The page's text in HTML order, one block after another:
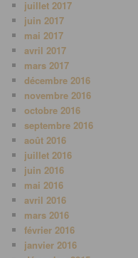
juillet 2017
juin 2017
mai 2017
avril 2017
mars 2017
décembre 2016
novembre 2016
octobre 2016
septembre 2016
août 2016
juillet 2016
juin 2016
mai 2016
avril 2016
mars 2016
février 2016
janvier 2016